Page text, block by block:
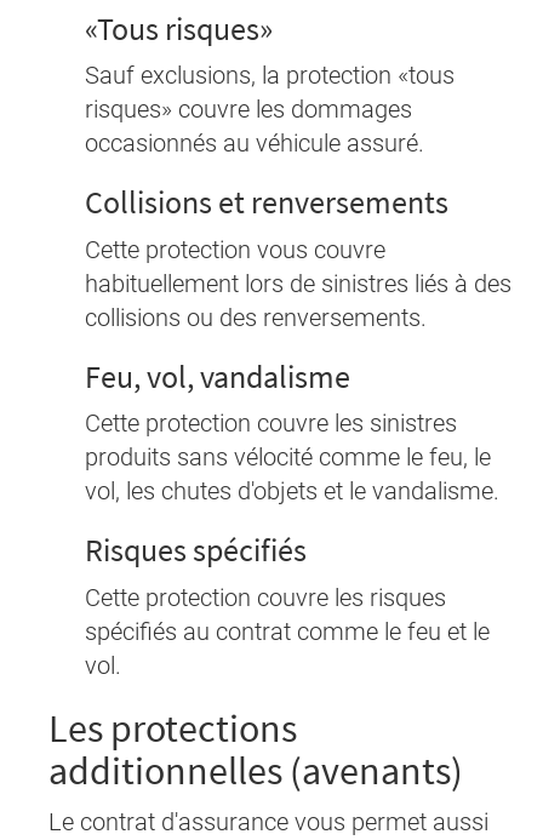
«Tous risques»
Sauf exclusions, la protection «tous
risques» couvre les dommages
occasionnés au véhicule assuré.
Collisions et renversements
Cette protection vous couvre
habituellement lors de sinistres liés à des
collisions ou des renversements.
Feu, vol, vandalisme
Cette protection couvre les sinistres
produits sans vélocité comme le feu, le
vol, les chutes d'objets et le vandalisme.
Risques spécifiés
Cette protection couvre les risques
spécifiés au contrat comme le feu et le
vol.
Les protections
additionnelles (avenants)
Le contrat d'assurance vous permet aussi